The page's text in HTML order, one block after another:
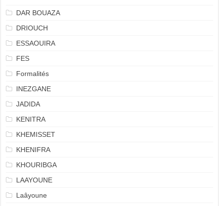
DAR BOUAZA
DRIOUCH
ESSAOUIRA
FES
Formalités
INEZGANE
JADIDA
KENITRA
KHEMISSET
KHENIFRA
KHOURIBGA
LAAYOUNE
Laâyoune